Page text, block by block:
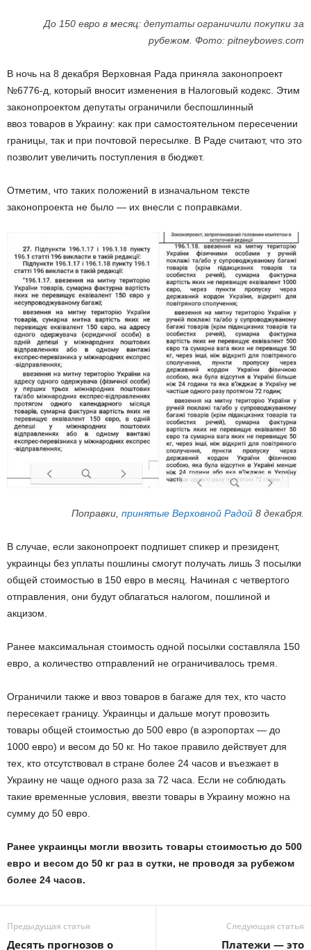
До 150 евро в месяц: депутаты ограничили покупки за
рубежом. Фото: pitneybowes.com
В ночь на 8 декабря Верховная Рада приняла законопроект
№6776-д, который вносит изменения в Налоговый кодекс. Этим
законопроектом депутаты ограничили беспошлинный
ввоз товаров в Украину: как при самостоятельном пересечении
границы, так и при почтовой пересылке. В Раде считают, что это
позволит увеличить поступления в бюджет.
Отметим, что таких положений в изначальном тексте
законопроекта не было — их внесли с поправками.
Поправки, принятые Верховной Радой 8 декабря.
В случае, если законопроект подпишет спикер и президент,
украинцы без уплаты пошлины смогут получать лишь 3 посылки
общей стоимостью в 150 евро в месяц. Начиная с четвертого
отправления, они будут облагаться налогом, пошлиной и
акцизом.
Ранее максимальная стоимость одной посылки составляла 150
евро, а количество отправлений не ограничивалось тремя.
Ограничили также и ввоз товаров в багаже для тех, кто часто
пересекает границу. Украинцы и дальше могут провозить
товары общей стоимостью до 500 евро (в аэропортах — до
1000 евро) и весом до 50 кг. Но такое правило действует для
тех, кто отсутствовал в стране более 24 часов и въезжает в
Украину не чаще одного раза за 72 часа. Если не соблюдать
такие временные условия, ввезти товары в Украину можно на
сумму до 50 евро.
Ранее украинцы могли ввозить товары стоимостью до 500
евро и весом до 50 кг раз в сутки, не проводя за рубежом
более 24 часов.
Предыдущая статья
Десять прогнозов о
Следующая статья
Платежи — это